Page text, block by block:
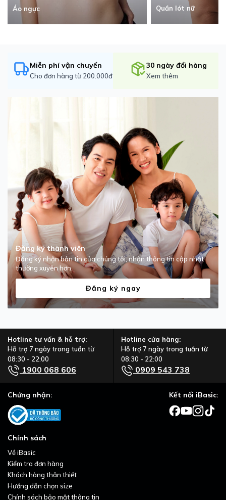
Áo ngực Quần lót nữ
Miễn phí vận chuyển
Cho đơn hàng từ 200.000đ
30 ngày đổi hàng
Xem thêm
Đăng ký thành viên
Đăng ký nhận bản tin của chúng tôi, nhận thông tin cập nhật
thường xuyên hơn.
Đăng ký ngay
Hotline tư vấn & hỗ trợ:
Hỗ trợ 7 ngày trong tuần từ
08:30 - 22:00
1900 068 606
Hotline cửa hàng:
Hỗ trợ 7 ngày trong tuần từ
08:30 - 22:00
0909 543 738
Chính sách
Về iBasic
Kiểm tra đơn hàng
Khách hàng thân thiết
Hướng dẫn chọn size
Chính sách bảo mật thông tin
Chứng nhận: Kết nối iBasic: